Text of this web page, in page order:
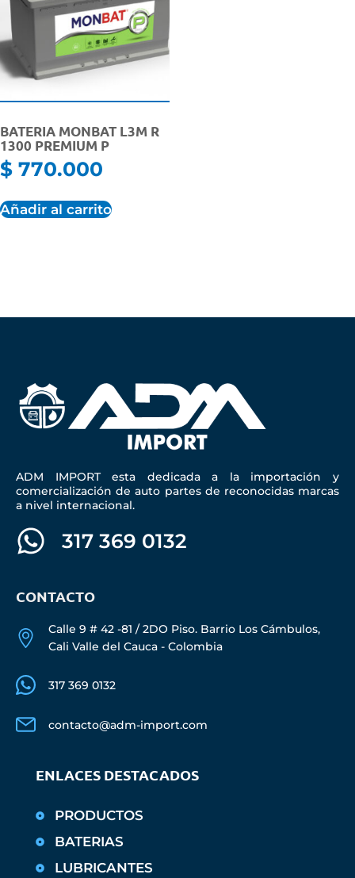
BATERIA MONBAT L3M R
1300 PREMIUM P
$ 770.000
Añadir al carrito
ADM IMPORT esta dedicada a la importación y
comercialización de auto partes de reconocidas marcas
a nivel internacional.
317 369 0132
CONTACTO
Calle 9 # 42 -81 / 2DO Piso. Barrio Los Cámbulos,
Cali Valle del Cauca - Colombia
317 369 0132
contacto@adm-import.com
ENLACES DESTACADOS
PRODUCTOS
BATERIAS
LUBRICANTES